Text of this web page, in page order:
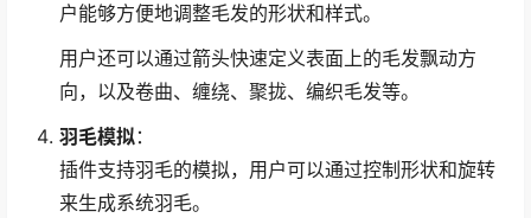
户能够方便地调整毛发的形状和样式。
用户还可以通过箭头快速定义表面上的毛发飘动方
向，以及卷曲、缠绕、聚拢、编织毛发等。
羽毛模拟：
插件支持羽毛的模拟，用户可以通过控制形状和旋转
来生成系统羽毛。